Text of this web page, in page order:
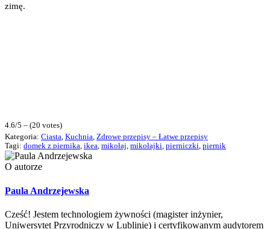
zimę.
4.6/5 – (20 votes)
Kategoria: Ciasta, Kuchnia, Zdrowe przepisy – Łatwe przepisy
Tagi: domek z piernika, ikea, mikołaj, mikołajki, pierniczki, piernik
O autorze
Paula Andrzejewska
Cześć! Jestem technologiem żywności (magister inżynier,
Uniwersytet Przyrodniczy w Lublinie) i certyfikowanym audytorem